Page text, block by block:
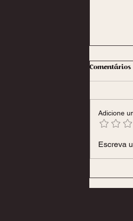
Comentários
Adicione
Escreva